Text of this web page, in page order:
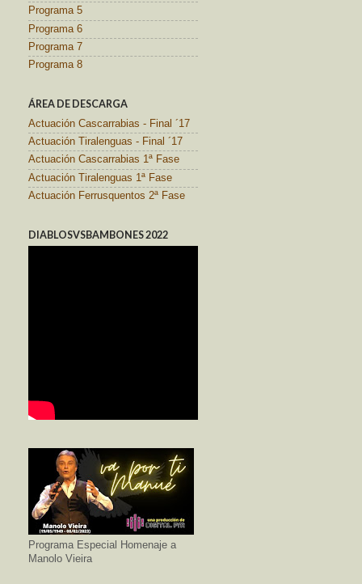
Programa 5
Programa 6
Programa 7
Programa 8
ÁREA DE DESCARGA
Actuación Cascarrabias - Final ´17
Actuación Tiralenguas - Final ´17
Actuación Cascarrabias 1ª Fase
Actuación Tiralenguas 1ª Fase
Actuación Ferrusquentos 2ª Fase
DIABLOSVSBAMBONES 2022
Programa Especial Homenaje a
Manolo Vieira